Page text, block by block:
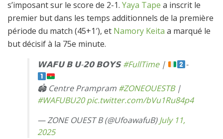
s’imposant sur le score de 2-1. Yaya Tape a inscrit le
premier but dans les temps additionnels de la première
période du match (45+1′), et Namory Keita a marqué le
but décisif à la 75e minute.
𝗪𝗔𝗙𝗨 𝗕 𝗨-𝟮𝟬 𝗕𝗢𝗬𝗦#FullTime| -
🏟 Centre Prampram #ZONEOUESTB|
#WAFUBU20 pic.twitter.com/bVu1Ru84p4
— ZONE OUEST B (@UfoawafuB)July 11,
2025